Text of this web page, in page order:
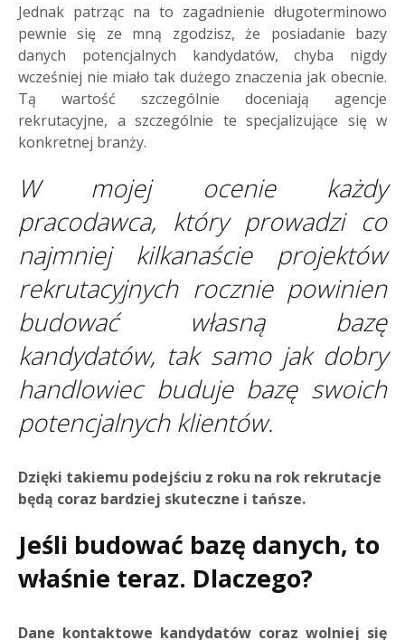
Jednak patrząc na to zagadnienie długoterminowo
pewnie się ze mną zgodzisz, że posiadanie bazy
danych potencjalnych kandydatów, chyba nigdy
wcześniej nie miało tak dużego znaczenia jak obecnie.
Tą wartość szczególnie doceniają agencje
rekrutacyjne, a szczególnie te specjalizujące się w
konkretnej branży.
W mojej ocenie każdy
pracodawca, który prowadzi co
najmniej kilkanaście projektów
rekrutacyjnych rocznie powinien
budować własną bazę
kandydatów, tak samo jak dobry
handlowiec buduje bazę swoich
potencjalnych klientów.
Dzięki takiemu podejściu z roku na rok rekrutacje
będą coraz bardziej skuteczne i tańsze.
Jeśli budować bazę danych, to
właśnie teraz. Dlaczego?
Dane kontaktowe kandydatów coraz wolniej się